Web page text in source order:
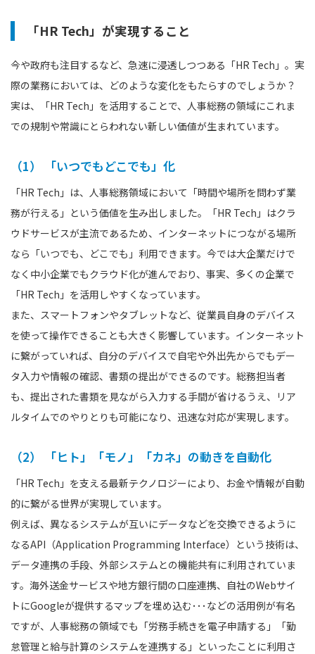
「HR Tech」が実現すること
今や政府も注目するなど、急速に浸透しつつある「HR Tech」。実
際の業務においては、どのような変化をもたらすのでしょうか？
実は、「HR Tech」を活用することで、人事総務の領域にこれま
での規制や常識にとらわれない新しい価値が生まれています。
（1） 「いつでもどこでも」化
「HR Tech」は、人事総務領域において「時間や場所を問わず業
務が行える」という価値を生み出しました。「HR Tech」はクラ
ウドサービスが主流であるため、インターネットにつながる場所
なら「いつでも、どこでも」利用できます。今では大企業だけで
なく中小企業でもクラウド化が進んでおり、事実、多くの企業で
「HR Tech」を活用しやすくなっています。
また、スマートフォンやタブレットなど、従業員自身のデバイス
を使って操作できることも大きく影響しています。インターネット
に繋がっていれば、自分のデバイスで自宅や外出先からでもデー
タ入力や情報の確認、書類の提出ができるのです。総務担当者
も、提出された書類を見ながら入力する手間が省けるうえ、リア
ルタイムでのやりとりも可能になり、迅速な対応が実現します。
（2） 「ヒト」「モノ」「カネ」の動きを自動化
「HR Tech」を支える最新テクノロジーにより、お金や情報が自動
的に繋がる世界が実現しています。
例えば、異なるシステムが互いにデータなどを交換できるように
なるAPI（Application Programming Interface）という技術は、
データ連携の手段、外部システムとの機能共有に利用されていま
す。海外送金サービスや地方銀行間の口座連携、自社のWebサイ
トにGoogleが提供するマップを埋め込む･･･などの活用例が有名
ですが、人事総務の領域でも「労務手続きを電子申請する」「勤
怠管理と給与計算のシステムを連携する」といったことに利用さ